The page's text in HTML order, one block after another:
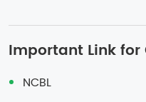
Important Link for
NCBL